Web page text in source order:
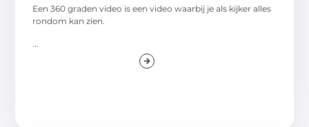
Een 360 graden video is een video waarbij je als kijker alles
rondom kan zien.